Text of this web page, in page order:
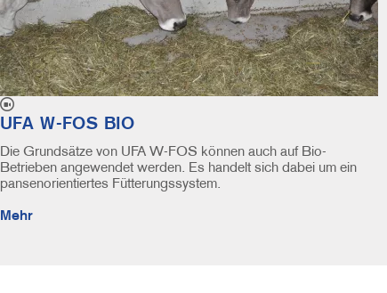
UFA W-FOS BIO
Die Grundsätze von UFA W-FOS können auch auf Bio-
Betrieben angewendet werden. Es handelt sich dabei um ein
pansenorientiertes Fütterungssystem.
Mehr